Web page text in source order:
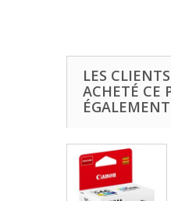
LES
ACHETÉ CE